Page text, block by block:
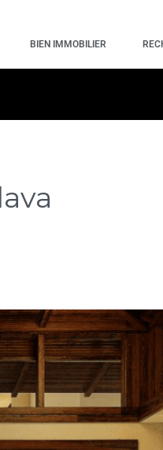
BIEN IMMOBILIER